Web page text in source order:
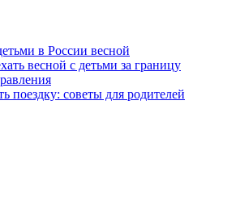
в России весной
весной с детьми за границу
поездку: советы для родителей